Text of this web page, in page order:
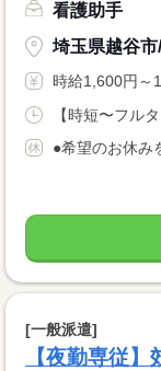
看護助手
埼玉県越谷
時給1,600円～
【時短〜フル
●希望のお休み
[一般派遣]
【夜勤専従